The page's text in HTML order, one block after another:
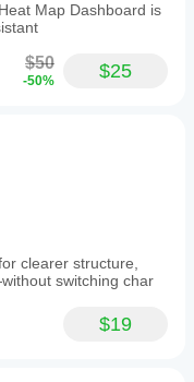
Map Dashboard is
$50
-50% $25
clearer structure,
switching char
$19